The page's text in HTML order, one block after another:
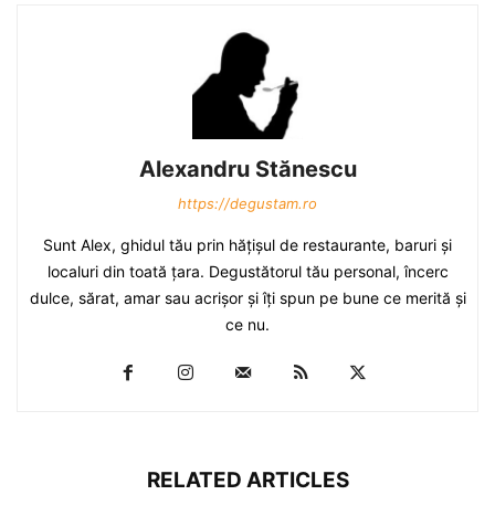
Alexandru Stănescu
https://degustam.ro
Sunt Alex, ghidul tău prin hăţişul de restaurante, baruri şi
localuri din toată ţara. Degustătorul tău personal, încerc
dulce, sărat, amar sau acrişor şi îţi spun pe bune ce merită şi
ce nu.
RELATED ARTICLES